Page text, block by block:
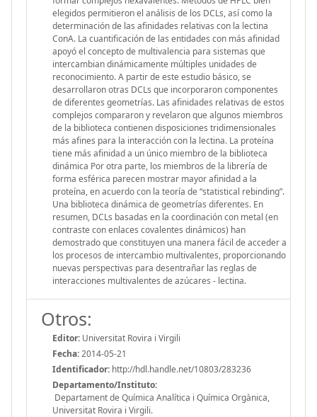
elegidos permitieron el análisis de los DCLs, así como la
determinación de las afinidades relativas con la lectina
ConA. La cuantificación de las entidades con más afinidad
apoyó el concepto de multivalencia para sistemas que
intercambian dinámicamente múltiples unidades de
reconocimiento. A partir de este estudio básico, se
desarrollaron otras DCLs que incorporaron componentes
de diferentes geometrías. Las afinidades relativas de estos
complejos compararon y revelaron que algunos miembros
de la biblioteca contienen disposiciones tridimensionales
más afines para la interacción con la lectina. La proteína
tiene más afinidad a un único miembro de la biblioteca
dinámica Por otra parte, los miembros de la librería de
forma esférica parecen mostrar mayor afinidad a la
proteína, en acuerdo con la teoría de “statistical rebinding”.
Una biblioteca dinámica de geometrías diferentes. En
resumen, DCLs basadas en la coordinación con metal (en
contraste con enlaces covalentes dinámicos) han
demostrado que constituyen una manera fácil de acceder a
los procesos de intercambio multivalentes, proporcionando
nuevas perspectivas para desentrañar las reglas de
interacciones multivalentes de azúcares - lectina.
Otros:
Editor: Universitat Rovira i Virgili
Fecha:2014-05-21
Identificador: http://hdl.handle.net/10803/283236
Departamento/Instituto:
Departament de Química Analítica i Química Orgànica,
Universitat Rovira i Virgili.